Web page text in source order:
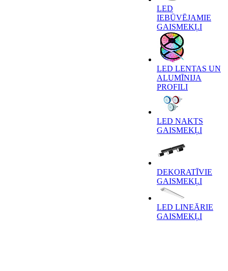
LED
IEBŪVĒJAMIE
GAISMEKĻI
LED LENTAS UN
ALUMĪNIJA
PROFILI
LED NAKTS
GAISMEKĻI
DEKORATĪVIE
GAISMEKĻI
LED LINEĀRIE
GAISMEKĻI